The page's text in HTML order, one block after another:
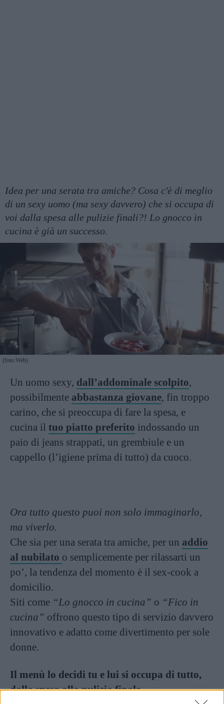
Idea per una serata tra amiche? Cosa c'è di meglio
di un sexy uomo (ma sexy davvero) che si occupa di
voi dalla spesa alle pulizie finali?! Lo gnocco in
cucina è già un successo.
(foto:Web)
Un uomo sexy, dall’addominale scolpito,
possibilmente abbastanza giovane, fin troppo
carino, che si preoccupa di fare la spesa, e
cucina il tuo piatto preferito indossando un
paio di jeans strappati, un grembiule e un
cappello (l’igiene prima di tutto) da cuoco.
Ora tutto questo puoi non solo immaginarlo,
ma viverlo.
Che sia per una serata tra amiche, per un addio
al nubilato o semplicemente per rilassarti un
po’, la tendenza del momento è il sex-cook a
domicilio.
Siti come “Lo gnocco in cucina” o “Fico in
cucina” offrono questo tipo di servizio davvero
innovativo e adatto come divertimento per sole
donne.
Il menù lo decidi tu e lui si occupa di tutto,
dalla spesa alla pulizia finale.